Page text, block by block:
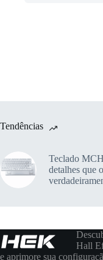
Tendências
Teclado
detalhes que
Hall
e aprimore sua